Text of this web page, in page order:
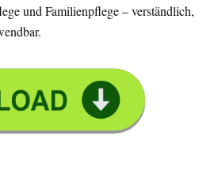
und Familienpflege – verständlich,